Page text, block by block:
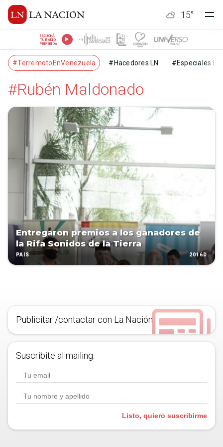
15°
ESCUCHÁ
TU RADIO
PREFERIDA
#TerremotoEnVenezuela #Hacedores LN #Especiales LN
#Rubén Maldonado
Entregaron premios a los ganadores de
la Rifa Sonidos de la Tierra
PAÍS 2016D
Publicitar /contactar con La Nación
Suscribite al mailing.
Listo, quiero suscribirme